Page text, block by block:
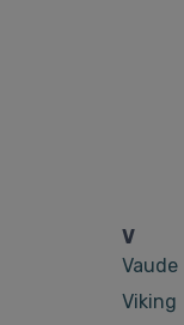
V
Vaude
Viking